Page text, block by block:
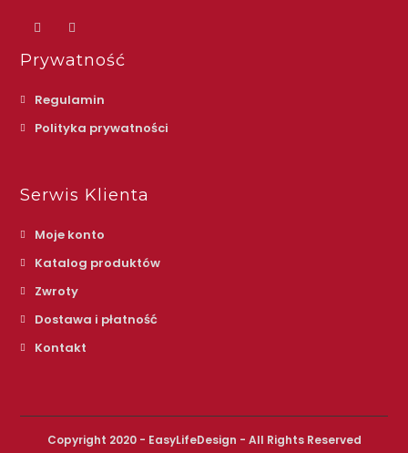
Prywatność
Regulamin
Polityka prywatności
Serwis Klienta
Moje konto
Katalog produktów
Zwroty
Dostawa i płatność
Kontakt
Copyright 2020 - EasyLifeDesign - All Rights Reserved